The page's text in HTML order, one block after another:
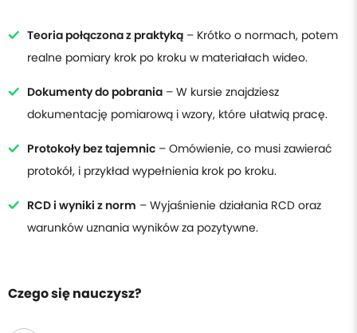
Teoria połączona z praktyką – Krótko o normach, potem
realne pomiary krok po kroku w materiałach wideo.
Dokumenty do pobrania – W kursie znajdziesz
dokumentację pomiarową i wzory, które ułatwią pracę.
Protokoły bez tajemnic – Omówienie, co musi zawierać
protokół, i przykład wypełnienia krok po kroku.
RCD i wyniki z norm – Wyjaśnienie działania RCD oraz
warunków uznania wyników za pozytywne.
Czego się nauczysz?